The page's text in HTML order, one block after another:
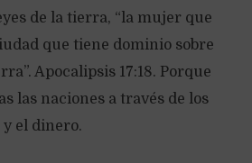
de la tierra, “la mujer que
que tiene dominio sobre
Apocalipsis 17:18. Porque
las naciones a través de los
y el dinero.